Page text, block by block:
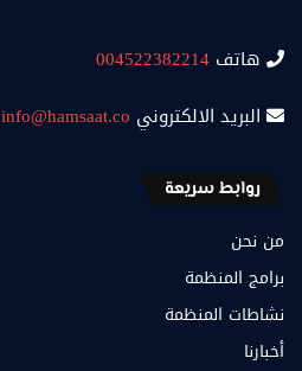
هاتف 004522382214
البريد الالكتروني info@hamsaat.co
روابط سريعة
من نحن
برامج المنظمة
نشاطات المنظمة
أخبارنا